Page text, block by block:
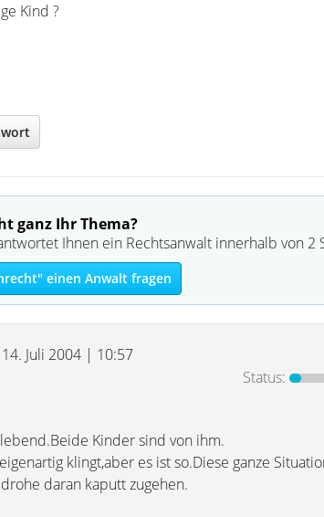
Kind ?
ganz Ihr Thema?
Ihnen ein Rechtsanwalt innerhalb von
einen Anwalt fragen
14. Juli 2004 | 10:57
Status:
Kinder sind von ihm.
klingt,aber es ist so.Diese ganze
daran kaputt zugehen.